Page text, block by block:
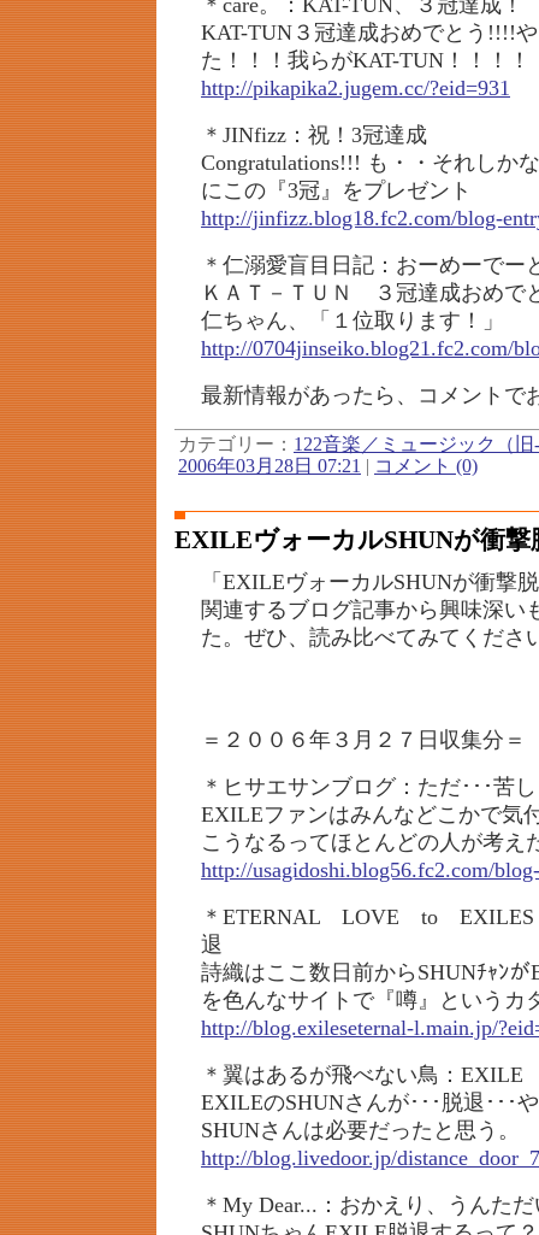
＊care。：KAT-TUN、３冠達成！
KAT-TUN３冠達成おめでとう!!!!
た！！！我らがKAT-TUN！！！！
http://pikapika2.jugem.cc/?eid=931
＊JINfizz：祝！3冠達成
Congratulations!!! も・・それしか
にこの『3冠』をプレゼント
http://jinfizz.blog18.fc2.com/blog-
＊仁溺愛盲目日記：おーめーでー
ＫＡＴ－ＴＵＮ ３冠達成おめで
仁ちゃん、「１位取ります！」
http://0704jinseiko.blog21.fc2.com/
最新情報があったら、コメントで
カテゴリー： 122音楽／ミュージック（旧
2006年03月28日 07:21 | コメント (0)
EXILEヴォーカルSHUNが衝撃
「EXILEヴォーカルSHUNが衝撃
関連するブログ記事から興味深い
た。ぜひ、読み比べてみてくださ
＝２００６年３月２７日収集分＝
＊ヒサエサンブログ：ただ･･･苦
EXILEファンはみんなどこかで気
こうなるってほとんどの人が考え
http://usagidoshi.blog56.fc2.com/
＊ETERNAL LOVE to EXILES
退
詩織はここ数日前からSHUNﾁｬﾝ
を色んなサイトで『噂』というカ
http://blog.exileseternal-l.main.jp/
＊翼はあるが飛べない鳥：EXILE
EXILEのSHUNさんが･･･脱退･･･
SHUNさんは必要だったと思う。
http://blog.livedoor.jp/
＊My Dear...：おかえり、うんた